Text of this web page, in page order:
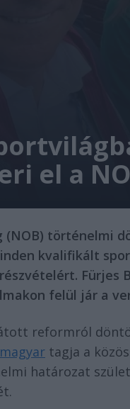
el a
történelmi
kvalifikált
Fürjes
felül jár a
reformról
magyar tagja a
határozat